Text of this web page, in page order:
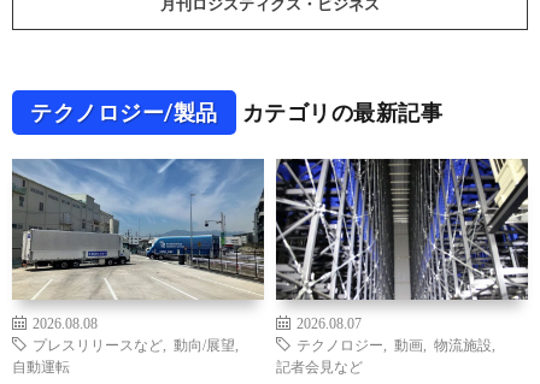
テクノロジー/製品 カテゴリの最新記事
2026.08.08
プレスリリースなど
動向/展望
自動運転
2026.08.07
テクノロジー
動画 物流施設
記者会見など